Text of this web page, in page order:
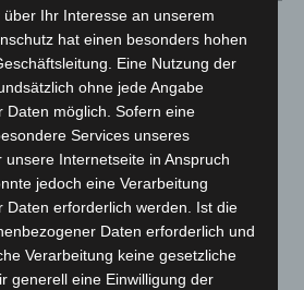
Hannover: 21 neue
starten beim Roten
läuft mit Hockeyschläger über
Polizei sucht Zeugen
Mensch stirbt bei Bagger-Unfall
Ihr Interesse an unserem
hat einen besonders hohen
Eine Nutzung der
ohne jede Angabe
Daten möglich. Sofern eine
Services unseres
unsere Internetseite in Anspruch
jedoch eine Verarbeitung
Daten erforderlich werden. Ist die
Daten erforderlich und
Verarbeitung keine gesetzliche
generell eine Einwilligung der